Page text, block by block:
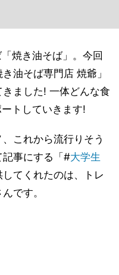
焼き油そば」。今回
油そば専門店 焼爺」
ました! 一体どんな食
トしていきます!
これから流行りそう
記事にする「#大学生
てくれたのは、トレ
です。